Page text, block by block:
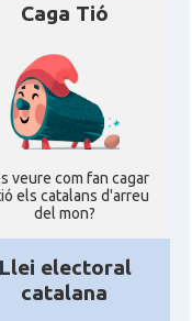
Caga Tió
veure com fan cagar
els catalans d'arreu
del mon?
Llei electoral
catalana